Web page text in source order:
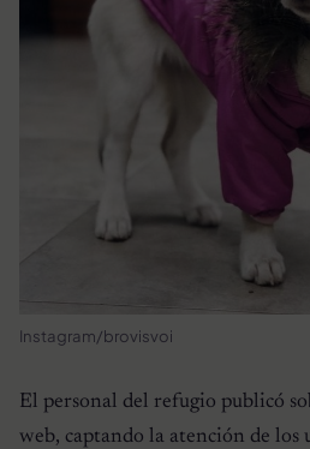
Instagram/brovisvoi
El personal del refugio publicó
web, captando la atención de los